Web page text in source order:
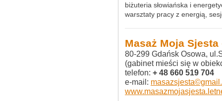
biżuteria słowiańska i
warsztaty pracy z energią,
Masaż Moja
80-299 Gdańsk Osowa,
(gabinet mieści się w
telefon: + 48 660 519 704
e-mail: